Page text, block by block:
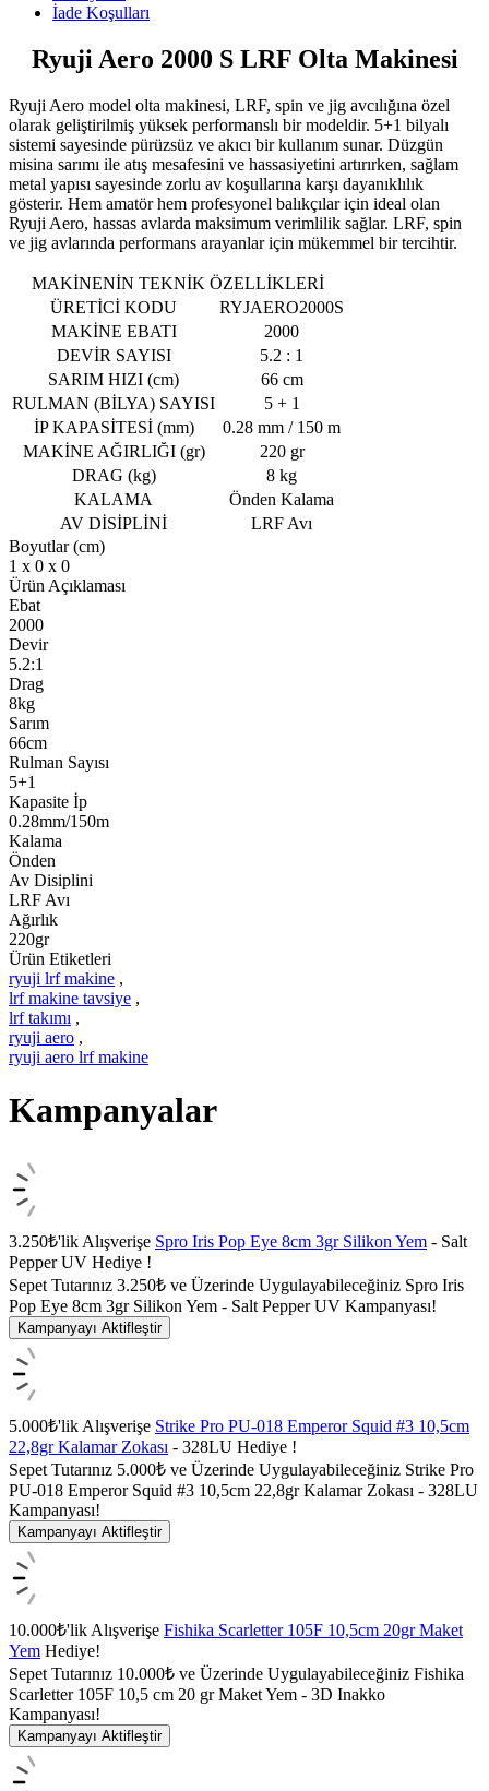
İade Koşulları
Ryuji Aero 2000 S LRF Olta Makinesi
Ryuji Aero model olta makinesi, LRF, spin ve jig avcılığına özel
olarak geliştirilmiş yüksek performanslı bir modeldir. 5+1 bilyalı
sistemi sayesinde pürüzsüz ve akıcı bir kullanım sunar. Düzgün
misina sarımı ile atış mesafesini ve hassasiyetini artırırken, sağlam
metal yapısı sayesinde zorlu av koşullarına karşı dayanıklılık
gösterir. Hem amatör hem profesyonel balıkçılar için ideal olan
Ryuji Aero, hassas avlarda maksimum verimlilik sağlar. LRF, spin
ve jig avlarında performans arayanlar için mükemmel bir tercihtir.
MAKİNENİN TEKNİK ÖZELLİKLERİ
ÜRETİCİ KODU
RYJAERO2000S
MAKİNE EBATI
2000
DEVİR SAYISI
5.2 : 1
SARIM HIZI (cm)
66 cm
RULMAN (BİLYA) SAYISI
5 + 1
İP KAPASİTESİ (mm)
0.28 mm / 150 m
MAKİNE AĞIRLIĞI (gr)
220 gr
DRAG (kg)
8 kg
KALAMA
Önden Kalama
AV DİSİPLİNİ
LRF Avı
Boyutlar (cm)
1 x 0 x 0
Ürün Açıklaması
Ebat
2000
Devir
5.2:1
Drag
8kg
Sarım
66cm
Rulman Sayısı
5+1
Kapasite İp
0.28mm/150m
Kalama
Önden
Av Disiplini
LRF Avı
Ağırlık
220gr
Ürün Etiketleri
ryuji lrf makine ,
lrf makine tavsiye ,
lrf takımı ,
ryuji aero ,
ryuji aero lrf makine
Kampanyalar
3.250₺'lik Alışverişe Spro Iris Pop Eye 8cm 3gr Silikon Yem - Salt
Pepper UV Hediye !
Sepet Tutarınız 3.250₺ ve Üzerinde Uygulayabileceğiniz Spro Iris
Pop Eye 8cm 3gr Silikon Yem - Salt Pepper UV Kampanyası!
Kampanyayı Aktifleştir
5.000₺'lik Alışverişe Strike Pro PU-018 Emperor Squid #3 10,5cm
22,8gr Kalamar Zokası - 328LU Hediye !
Sepet Tutarınız 5.000₺ ve Üzerinde Uygulayabileceğiniz Strike Pro
PU-018 Emperor Squid #3 10,5cm 22,8gr Kalamar Zokası - 328LU
Kampanyası!
Kampanyayı Aktifleştir
10.000₺'lik Alışverişe Fishika Scarletter 105F 10,5cm 20gr Maket
Yem Hediye!
Sepet Tutarınız 10.000₺ ve Üzerinde Uygulayabileceğiniz Fishika
Scarletter 105F 10,5 cm 20 gr Maket Yem - 3D Inakko
Kampanyası!
Kampanyayı Aktifleştir